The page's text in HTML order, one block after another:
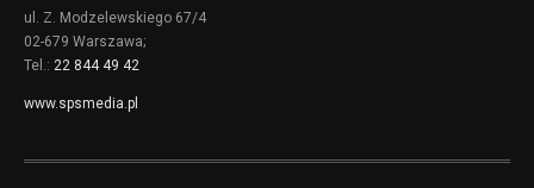
ul. Z. Modzelewskiego 67/4
02-679 Warszawa;
Tel.: 22 844 49 42
www.spsmedia.pl